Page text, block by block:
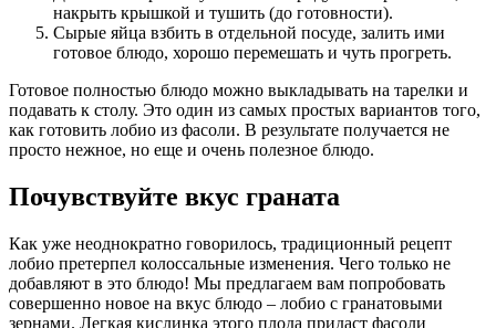
накрыть крышкой и тушить (до готовности).
Сырые яйца взбить в отдельной посуде, залить ими
готовое блюдо, хорошо перемешать и чуть прогреть.
Готовое полностью блюдо можно выкладывать на тарелки и
подавать к столу. Это один из самых простых вариантов того,
как готовить лобио из фасоли. В результате получается не
просто нежное, но еще и очень полезное блюдо.
Почувствуйте вкус граната
Как уже неоднократно говорилось, традиционный рецепт
лобио претерпел колоссальные изменения. Чего только не
добавляют в это блюдо! Мы предлагаем вам попробовать
совершенно новое на вкус блюдо – лобио с гранатовыми
зернами. Легкая кислинка этого плода придаст фасоли